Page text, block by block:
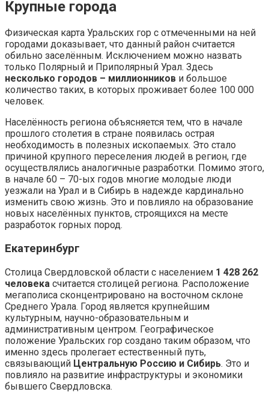
Крупные города
Физическая карта Уральских гор с отмеченными на ней
городами доказывает, что данный район считается
обильно заселённым. Исключением можно назвать
только Полярный и Приполярный Урал. Здесь
несколько городов – миллионников и большое
количество таких, в которых проживает более 100 000
человек.
Населённость региона объясняется тем, что в начале
прошлого столетия в стране появилась острая
необходимость в полезных ископаемых. Это стало
причиной крупного переселения людей в регион, где
осуществлялись аналогичные разработки. Помимо этого,
в начале 60 – 70-ых годов многие молодые люди
уезжали на Урал и в Сибирь в надежде кардинально
изменить свою жизнь. Это и повлияло на образование
новых населённых пунктов, строящихся на месте
разработок горных пород.
Екатеринбург
Столица Свердловской области с населением 1 428 262
человека считается столицей региона. Расположение
мегаполиса сконцентрировано на восточном склоне
Среднего Урала. Город является крупнейшим
культурным, научно-образовательным и
административным центром. Географическое
положение Уральских гор создано таким образом, что
именно здесь пролегает естественный путь,
связывающий Центральную Россию и Сибирь. Это и
повлияло на развитие инфраструктуры и экономики
бывшего Свердловска.